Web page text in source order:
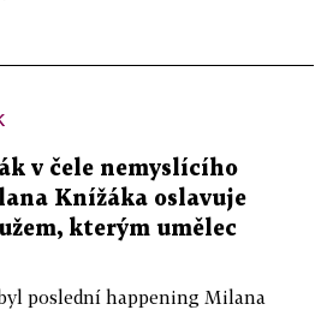
v čele nemyslícího
Knížáka oslavuje
kterým umělec
poslední happening Milana